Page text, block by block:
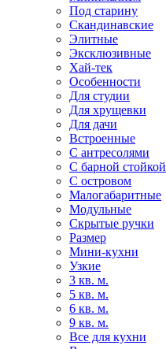
Под старину
Скандинавские
Элитные
Эксклюзивные
Хай-тек
Особенности
Для студии
Для хрущевки
Для дачи
Встроенные
С антресолями
С барной стойкой
С островом
Малогабаритные
Модульные
Скрытые ручки
Размер
Мини-кухни
Узкие
3 кв. м.
5 кв. м.
6 кв. м.
9 кв. м.
Все для кухни